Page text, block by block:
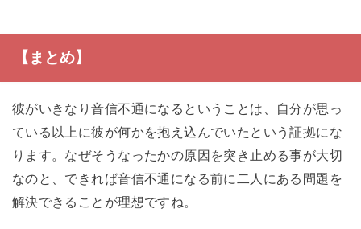
【まとめ】
彼がいきなり音信不通になるということは、自分が思っ
ている以上に彼が何かを抱え込んでいたという証拠にな
ります。なぜそうなったかの原因を突き止める事が大切
なのと、できれば音信不通になる前に二人にある問題を
解決できることが理想ですね。